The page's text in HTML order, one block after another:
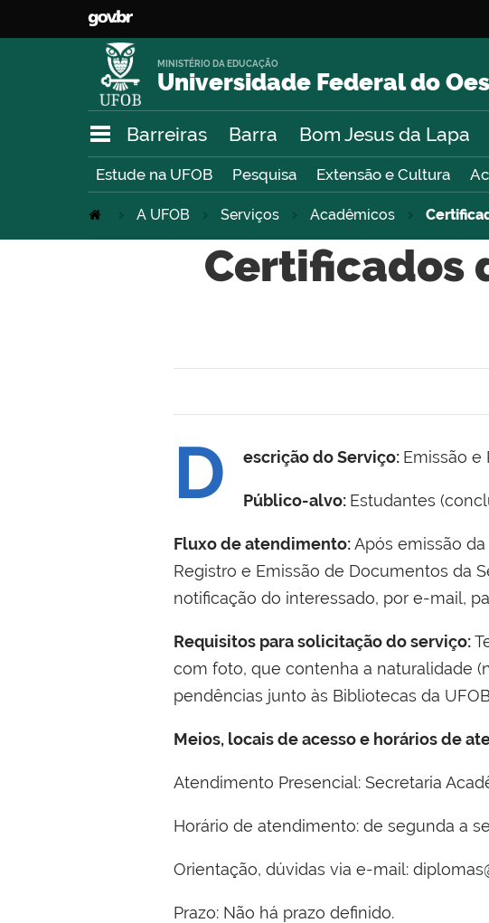
Universidade Federal do
MINISTÉRIO DA EDUCAÇÃO
Barreiras Barra Bom Jesus da Lapa
Estude na UFOB Pesquisa Extensão e Cultura
A UFOB Serviços Acadêmicos
Certificados
D escrição do Serviço: Emissão e
Público-alvo: Estudantes
Fluxo de atendimento:Após emissão
Registro e Emissão de Documentos da
notificação do interessado, por e-mail,
Requisitos para solicitação do serviço:
com foto, que contenha a naturalidade
pendências junto às Bibliotecas da
Meios, locais de acesso e horários de
Atendimento Presencial: Secretaria
Horário de atendimento: de segunda a
Orientação, dúvidas via e-mail:
Prazo: Não há prazo definido.